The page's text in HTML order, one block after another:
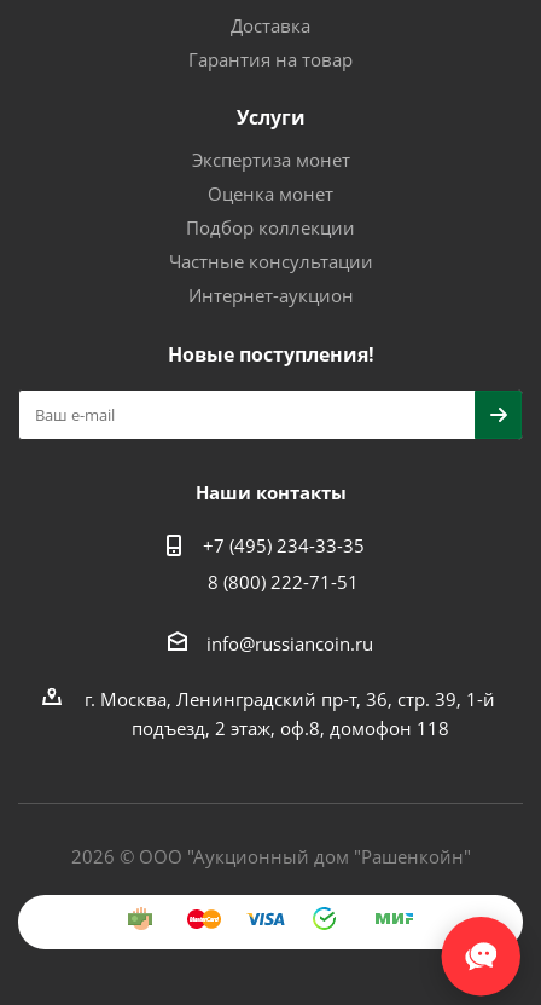
Доставка
Гарантия на товар
Услуги
Экспертиза монет
Оценка монет
Подбор коллекции
Частные консультации
Интернет-аукцион
Новые поступления!
Наши контакты
+7 (495) 234-33-35
8 (800) 222-71-51
info@russiancoin.ru
г. Москва, Ленинградский пр-т, 36, стр. 39, 1-й
подъезд, 2 этаж, оф.8, домофон 118
2026 © ООО "Аукционный дом "Рашенкойн"